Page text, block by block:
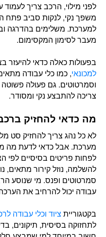
לפני מילוי, הרכב צריך
משפך נקי, לנקות סביב פתח
למערכת. משלימים בהדרגה
מעבר לסימון המקסימום.
בפעולות כאלה כדאי להיעזר
למכונאי, כמו כלי עבודה
וסמרטוטים. גם פעולה פשוטה
צריכה להתבצע נקי ומסודר.
מה כדאי להחזיק
לא כל נהג צריך להחזיק סט
מערכת. אבל כדאי לדעת מה
לפחות פריטים בסיסיים לפי
להשלמה, נוזל קירור מתאים,
סמרטוטים ופנס. מי שנוסע
עבודה יכול להרחיב את
בקטגוריית ציוד וכלי עבודה
לתחזוקה בסיסית, תיקונים,